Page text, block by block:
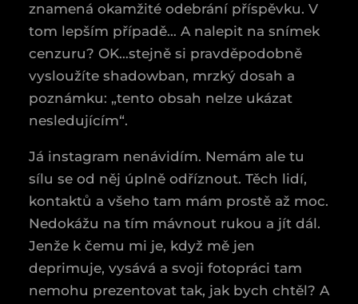
znamená okamžité odebrání příspěvku. V
tom lepším případě… A nalepit na snímek
cenzuru? OK…stejně si pravděpodobně
vysloužíte shadowban, mrzký dosah a
poznámku: „tento obsah nelze ukázat
nesledujícím“.
Já instagram nenávidím. Nemám ale tu
sílu se od něj úplně odříznout. Těch lidí,
kontaktů a všeho tam mám prostě až moc.
Nedokážu na tím mávnout rukou a jít dál.
Jenže k čemu mi je, když mě jen
deprimuje, vysává a svoji fotopráci tam
nemohu prezentovat tak, jak bych chtěl? A